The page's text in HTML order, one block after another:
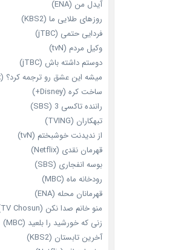
آیدل من (ENA)
روزهای طلایی ما (KBS2)
فردایی حتمی (jTBC)
وکیل مردم (tvN)
دوستم داشته باش (jTBC)
میشه این عشق رو ترجمه کرد؟ (Netflix)
ساخت کره (Disney+)
راننده تاکسی 3 (SBS)
تبهکاران (TVING)
از ندیدنت خوشبختم (tvN)
قهرمان نقدی (Netflix)
بوسه انفجاری (SBS)
رودخانه ماه (MBC)
قهرمانان محله (ENA)
منو خانم صدا نکن (TV Chosun)
زنی که خورشید را بلعید (MBC)
آخرین تابستان (KBS2)